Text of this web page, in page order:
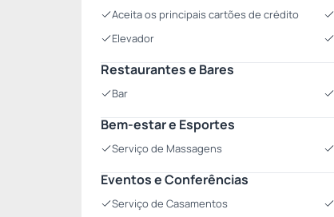
Aceita os principais cartões de crédito
Elevador
Restaurantes e Bares
Bar
Bem-estar e Esportes
Serviço de Massagens
Eventos e Conferências
Serviço de Casamentos